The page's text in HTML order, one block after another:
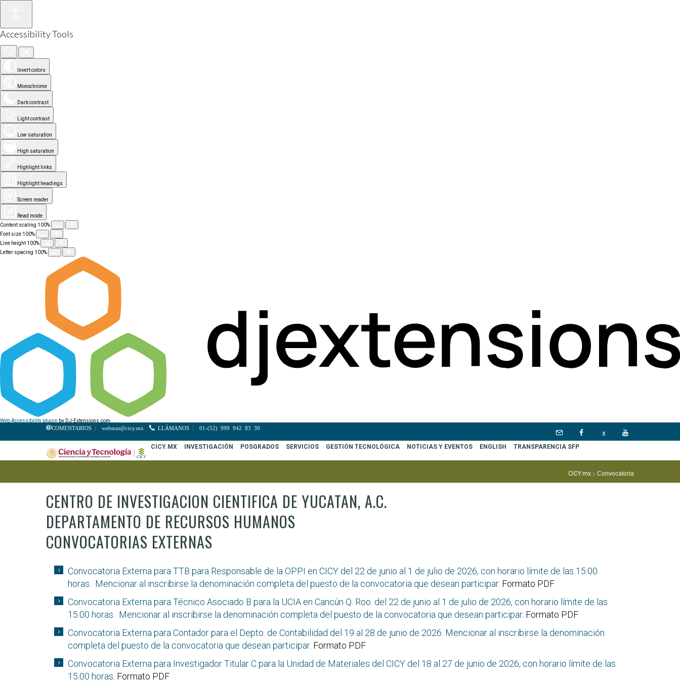
Accessibility Tools
Invert colors
Monochrome
Dark contrast
Light contrast
Low saturation
High saturation
Highlight links
Highlight headings
Screen reader
Read mode
Content scaling 100%
Font size 100%
Line height 100%
Letter spacing 100%
Web Accessibility plugin by DJ-Extensions.com
COMENTARIOS :
webmas@cicy.mx LLÁMANOS : 01-(52) 999 942 83 30
x
CICY.MX INVESTIGACIÓN POSGRADOS SERVICIOS GESTIÓN TECNOLÓGICA NOTICIAS Y EVENTOS ENGLISH TRANSPARENCIA SFP
CICY.mx Convocatoria
CENTRO DE INVESTIGACION CIENTIFICA DE YUCATAN, A.C.
DEPARTAMENTO DE RECURSOS HUMANOS
CONVOCATORIAS EXTERNAS
Convocatoria Externa para TTB para Responsable de la OPPI en CICY del 22 de junio al 1 de julio de 2026, con horario límite de las 15:00
horas. Mencionar al inscribirse la denominación completa del puesto de la convocatoria que desean participar. Formato PDF
Convocatoria Externa para Técnico Asociado B para la UCIA en Cancún Q. Roo. del 22 de junio al 1 de julio de 2026, con horario límite de las
15:00 horas. Mencionar al inscribirse la denominación completa del puesto de la convocatoria que desean participar. Formato PDF
Convocatoria Externa para Contador para el Depto. de Contabilidad del 19 al 28 de junio de 2026. Mencionar al inscribirse la denominación
completa del puesto de la convocatoria que desean participar. Formato PDF
Convocatoria Externa para Investigador Titular C para la Unidad de Materiales del CICY del 18 al 27 de junio de 2026, con horario límite de las
15:00 horas. Formato PDF